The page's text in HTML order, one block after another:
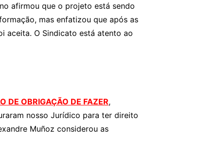
afirmou que o projeto está sendo
mas enfatizou que após as
aceita. O Sindicato está atento ao
DE OBRIGAÇÃO DE FAZER,
nosso Jurídico para ter direito
Muñoz considerou as